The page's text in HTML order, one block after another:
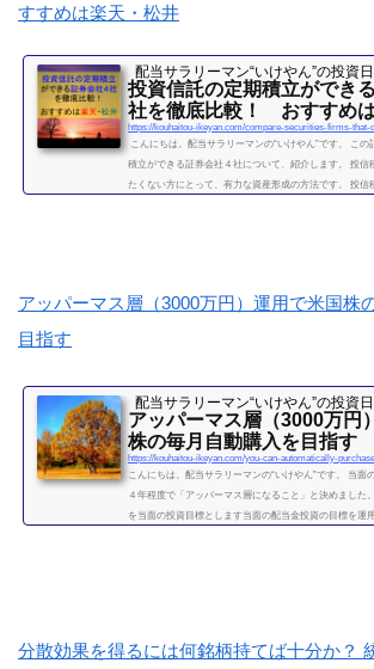
続きを読む
すすめは楽天・松井
配当サラリーマン“いけやん”の投資日
投資信託の定期積立ができ
社を徹底比較！ おすすめ
こんにちは。配当サラリーマンの“いけやん”です。 この
積立ができる証券会社４社について、紹介します。 投信
たくない方にとって、有力な資産形成の方法です。 投信
続きを読む
アッパーマス層（3000万円）運用で米国株
目指す
配当サラリーマン“いけやん”の投資日
アッパーマス層（3000万円
株の毎月自動購入を目指す
こんにちは。配当サラリーマンの“いけやん”です。 当面
４年程度で「アッパーマス層になること」と決めました
を当面の投資目標とします当面の配当金投資の目標を運
分散効果を得るには何銘柄持てば十分か？